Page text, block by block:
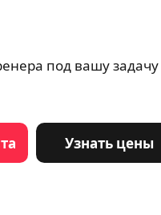
под вашу
Узнать цены